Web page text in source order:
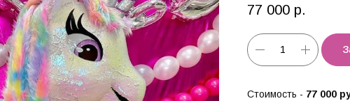
77 000 р.
Стоимость - 77 000